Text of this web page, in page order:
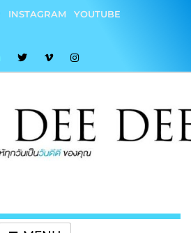
INSTAGRAM
YOUTUBE